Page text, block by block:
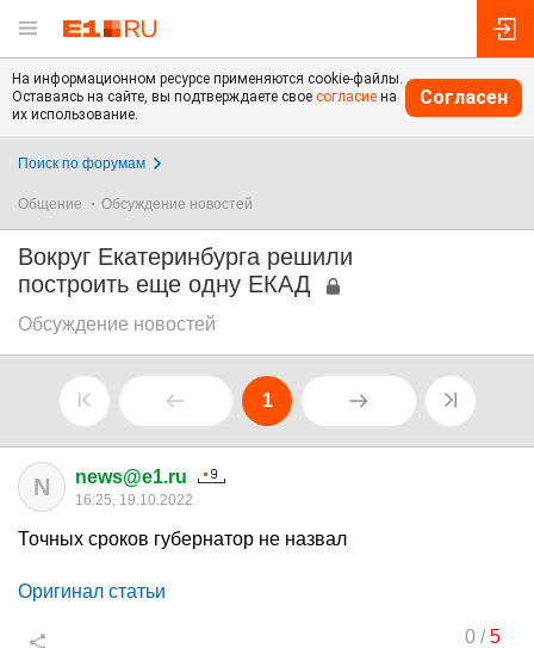
На информационном ресурсе применяются cookie-файлы.
Оставаясь на сайте, вы подтверждаете свое согласие на
их использование.
Согласен
Поиск по форумам
Общение Обсуждение новостей
Вокруг Екатеринбурга решили
построить еще одну ЕКАД
Обсуждение новостей
1
N news@e1.ru
16:25, 19.10.2022
Точных сроков губернатор не назвал
Оригинал статьи
0/5